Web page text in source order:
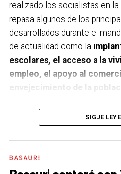
realizado los socialistas en
repasa algunos de los
desarrollados durante el
de actualidad como la
escolares, el acceso a la
empleo, el apoyo al
envejecimiento de la
A un año de acabar la
haces de la gestión del PSE
del equipo de gobierno y
SIGUE
BASAURI